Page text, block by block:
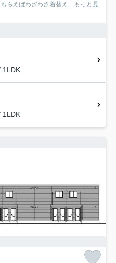
らえばわざわざ着替え... もっと見
1LDK
1LDK